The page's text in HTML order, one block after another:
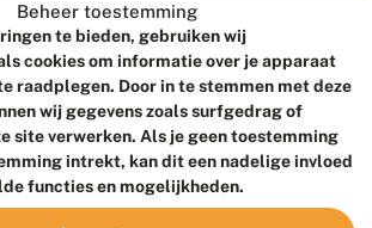
Beheer toestemming
te bieden, gebruiken wij
cookies om informatie over je apparaat
raadplegen. Door in te stemmen met deze
wij gegevens zoals surfgedrag of
site verwerken. Als je geen toestemming
intrekt, kan dit een nadelige invloed
functies en mogelijkheden.